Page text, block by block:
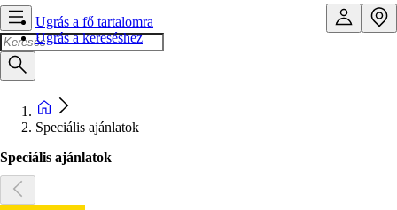
Ugrás a fő tartalomra
Ugrás a kereséshez
Speciális ajánlatok
Speciális ajánlatok